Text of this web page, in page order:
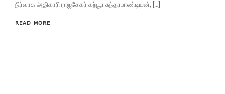
நிர்வாக அதிகாரி ராஜசேகர் கற்பூர சுந்தரபாண்டியன், […]
READ MORE